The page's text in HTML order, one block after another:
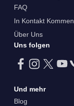
FAQ
In Kontakt Kommen
Über Uns
Uns folgen
Und mehr
Blog